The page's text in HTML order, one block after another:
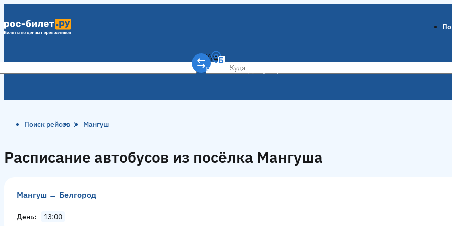
Куда
Ростов-на-Дону
Поиск рейсов Мангуш
Расписание автобусов из посёлка Мангуша
Мангуш → Белгород
День 13:00